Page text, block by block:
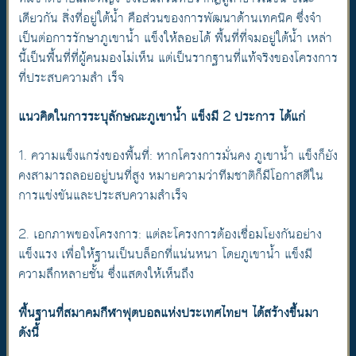
เดียวกัน สิ่งที่อยู่ใต้น้ำ คือส่วนของการพัฒนาด้านเทคนิค ซึ่งจำ
เป็นต่อการรักษาภูเขาน้ำ แข็งให้ลอยได้ พื้นที่ที่จมอยู่ใต้น้ำ เหล่า
นี้เป็นพื้นที่ที่ผู้คนมองไม่เห็น แต่เป็นรากฐานที่แท้จริงของโครงการ
ที่ประสบความสำ เร็จ
แนวคิดในการระบุลักษณะภูเขาน้ำ แข็งมี 2 ประการ ได้แก่
1. ความแข็งแกร่งของพื้นที่: หากโครงการมั่นคง ภูเขาน้ำ แข็งก็ยัง
คงสามารถลอยอยู่บนที่สูง หมายความว่าทีมชาติก็มีโอกาสดีใน
การแข่งขันและประสบความสำเร็จ
2. เอกภาพของโครงการ: แต่ละโครงการต้องเชื่อมโยงกันอย่าง
แข็งแรง เพื่อให้ฐานเป็นบล็อกที่แน่นหนา โดยภูเขาน้ำ แข็งมี
ความลึกหลายชั้น ซึ่งแสดงให้เห็นถึง
พื้นฐานที่สมาคมกีฬาฟุตบอลแห่งประเทศไทยฯ ได้สร้างขึ้นมา
ดังนี้